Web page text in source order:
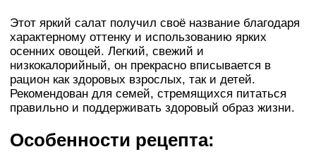
Этот яркий салат получил своё название благодаря
характерному оттенку и использованию ярких
осенних овощей. Легкий, свежий и
низкокалорийный, он прекрасно вписывается в
рацион как здоровых взрослых, так и детей.
Рекомендован для семей, стремящихся питаться
правильно и поддерживать здоровый образ жизни.
Особенности рецепта: